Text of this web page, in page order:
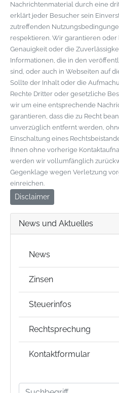
Nachrichtenmaterial durch eine
erklärt jeder Besucher sein
zutreffenden
respektieren. Wir garantieren
Genauigkeit oder die
Informationen, die in den
sind, oder auch in Webseiten auf
Sollte der Inhalt oder die
Rechte Dritter oder gesetzliche
wir um eine entsprechende
garantieren, dass die zu Recht
unverzüglich entfernt werden,
Einschaltung eines
Ihnen ohne vorherige
werden wir vollumfänglich
Gegenklage wegen Verletzung
einreichen.
Disclaimer
News und Aktuelles
News
Zinsen
Steuerinfos
Rechtsprechung
Kontaktformular